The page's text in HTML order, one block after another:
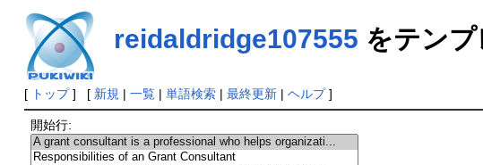
reidaldridge107555 をテン
[ トップ] [ 新規 | 一覧| 単語検索| 最終更新| ヘルプ]
開始行: